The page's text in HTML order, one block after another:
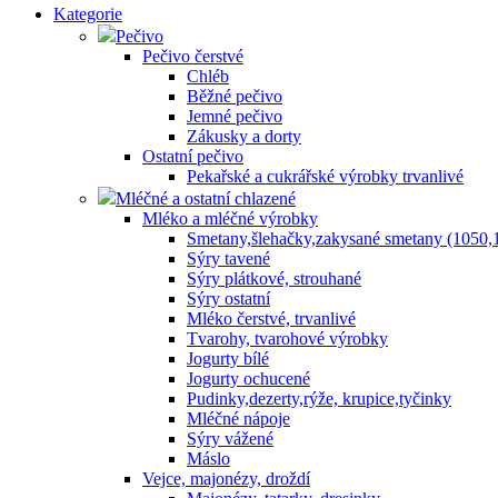
Kategorie
Pečivo
Pečivo čerstvé
Chléb
Běžné pečivo
Jemné pečivo
Zákusky a dorty
Ostatní pečivo
Pekařské a cukrářské výrobky trvanlivé
Mléčné a ostatní chlazené
Mléko a mléčné výrobky
Smetany,šlehačky,zakysané smetany
Sýry tavené
Sýry plátkové, strouhané
Sýry ostatní
Mléko čerstvé, trvanlivé
Tvarohy, tvarohové výrobky
Jogurty bílé
Jogurty ochucené
Pudinky,dezerty,rýže, krupice,tyčinky
Mléčné nápoje
Sýry vážené
Máslo
Vejce, majonézy, droždí